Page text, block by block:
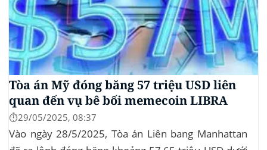
Tòa án Mỹ đóng băng 57 triệu USD liên
quan đến vụ bê bối memecoin LIBRA
⏱️29/05/2025, 08:37
Vào ngày 28/5/2025, Tòa án Liên bang Manhattan